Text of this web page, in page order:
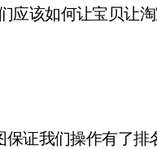
应该如何让宝贝让
保证我们操作有了